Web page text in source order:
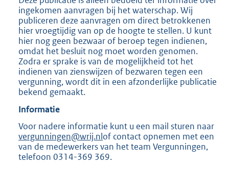
ingekomen aanvragen bij het waterschap. Wij
publiceren deze aanvragen om direct betrokkenen
hier vroegtijdig van op de hoogte te stellen. U kunt
hier nog geen bezwaar of beroep tegen indienen,
omdat het besluit nog moet worden genomen.
Zodra er sprake is van de mogelijkheid tot het
indienen van zienswijzen of bezwaren tegen een
vergunning, wordt dit in een afzonderlijke publicatie
bekend gemaakt.
Informatie
Voor nadere informatie kunt u een mail sturen naar
vergunningen@wrij.nlof contact opnemen met een
van de medewerkers van het team Vergunningen,
telefoon 0314-369 369.